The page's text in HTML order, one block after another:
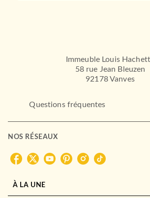
Immeuble Louis
58 rue Jean Bleuzen
92178 Vanves
Questions fréquentes
NOS RÉSEAUX
À LA UNE